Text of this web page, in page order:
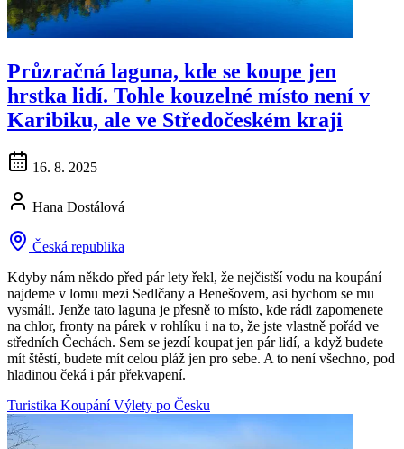
Průzračná laguna, kde se koupe jen
hrstka lidí. Tohle kouzelné místo není v
Karibiku, ale ve Středočeském kraji
16. 8. 2025
Hana Dostálová
Česká republika
Kdyby nám někdo před pár lety řekl, že nejčistší vodu na koupání
najdeme v lomu mezi Sedlčany a Benešovem, asi bychom se mu
vysmáli. Jenže tato laguna je přesně to místo, kde rádi zapomenete
na chlor, fronty na párek v rohlíku i na to, že jste vlastně pořád ve
středních Čechách. Sem se jezdí koupat jen pár lidí, a když budete
mít štěstí, budete mít celou pláž jen pro sebe. A to není všechno, pod
hladinou čeká i pár překvapení.
Turistika Koupání Výlety po Česku